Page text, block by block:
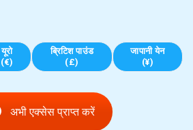
यूरो
(€)
ब्रिटिश पाउंड
(£)
जापानी येन
(¥)
अभी एक्सेस प्राप्त करें